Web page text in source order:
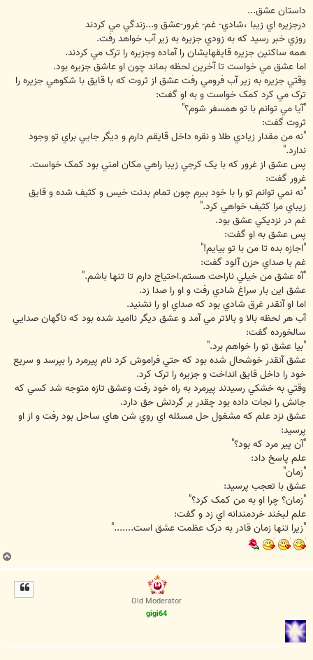
ت
داستان عشق...
درجزيره اي زيبا ،شادي- غم- غرور-عشق و...زندگي مي کردند
روزي خبر رسيد که به زودي جزيره به زير آب خواهد رفت.
همه ساکنين جزيره قايقهايشان را آماده وجزيره را ترک مي کردند.
اما عشق مي خواست تا آخرين لحظه بماند چون او عاشق جزيره بود.
وقتي جزيره به زير آب فرومي رفت عشق از ثروت که با قايق با شکوهي جزيره را
ترک مي کرد کمک خواست و به او گفت:
"آيا مي توانم با تو همسفر شوم؟"
ثروت گفت:
"نه من مقدار زيادي طلا و نقره داخل قايقم دارم و ديگر جايي براي تو وجود
ندارد."
پس عشق از غرور که با يک کرجي زيبا راهي مکان امني بود کمک خواست.
غرور گفت:
"نه نمي توانم تو را با خود ببرم چون تمام بدنت خيس و کثيف شده و قايق
زيباي مرا کثيف خواهي کرد."
غم در نزديکي عشق بود.
پس عشق به او گفت:
"اجازه بده تا من با تو بيايم!"
غم با صداي حزن آلود گفت:
"آه عشق من خيلي ناراحت هستم.احتياج دارم تا تنها باشم."
عشق اين بار سراغ شادي رفت و او را صدا زد.
اما او آنقدر غرق شادي بود که صداي او را نشنيد.
آب هر لحظه بالا و بالاتر مي آمد و عشق ديگر نااميد شده بود که ناگهان صدايي
سالخورده گفت:
"بيا عشق تو را خواهم برد."
عشق آنقدر خوشحال شده بود که حتي فراموش کرد نام پيرمرد را بپرسد و سريع
خود را داخل قايق انداخت و جزيره را ترک کرد.
وقتي به خشکي رسيدند پيرمرد به راه خود رفت وعشق تازه متوجه شد کسي که
جانش را نجات داده بود چقدر بر گردنش حق دارد.
عشق نزد علم که مشغول حل مسئله اي روي شن هاي ساحل بود رفت و از او
پرسيد:
"آن پير مرد که بود؟"
علم پاسخ داد:
"زمان"
عشق با تعجب پرسيد:
"زمان؟ چرا او به من کمک کرد؟"
علم لبخند خردمندانه اي زد و گفت:
"زيرا تنها زمان قادر به درک عظمت عشق است......."
ب
ا
Old Moderator
gigi64